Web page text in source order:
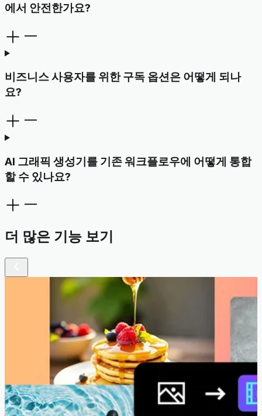
에서 안전한가요?
비즈니스 사용자를 위한 구독 옵션은 어떻게 되나
요?
AI 그래픽 생성기를 기존 워크플로우에 어떻게 통합
할 수 있나요?
더 많은 기능 보기